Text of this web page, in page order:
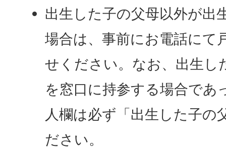
出生した子の父母以外が出
場合は、事前にお電話にて
せください。なお、出生し
を窓口に持参する場合であ
人欄は必ず「出生した子の
ださい。